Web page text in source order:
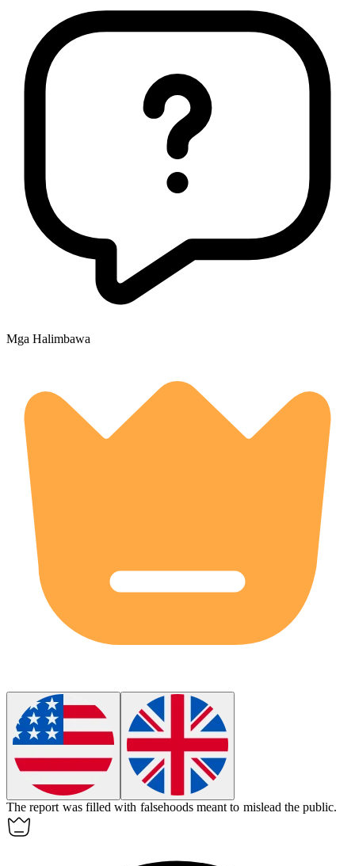
Mga Halimbawa
The report was filled with falsehoods meant to mislead the public.